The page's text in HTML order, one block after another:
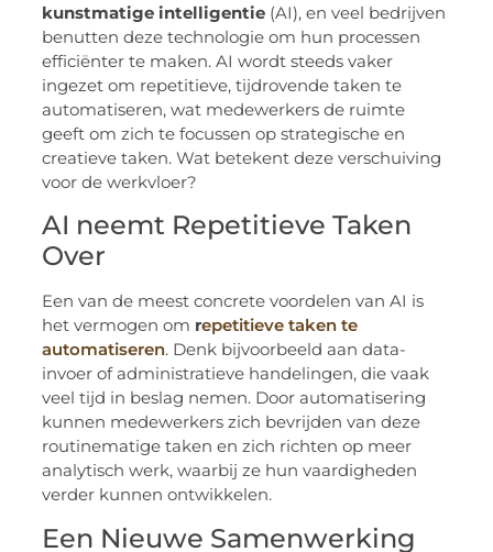
kunstmatige intelligentie (AI), en veel bedrijven
benutten deze technologie om hun processen
efficiënter te maken. AI wordt steeds vaker
ingezet om repetitieve, tijdrovende taken te
automatiseren, wat medewerkers de ruimte
geeft om zich te focussen op strategische en
creatieve taken. Wat betekent deze verschuiving
voor de werkvloer?
AI neemt Repetitieve Taken
Over
Een van de meest concrete voordelen van AI is
het vermogen om repetitieve taken te
automatiseren. Denk bijvoorbeeld aan data-
invoer of administratieve handelingen, die vaak
veel tijd in beslag nemen. Door automatisering
kunnen medewerkers zich bevrijden van deze
routinematige taken en zich richten op meer
analytisch werk, waarbij ze hun vaardigheden
verder kunnen ontwikkelen.
Een Nieuwe Samenwerking